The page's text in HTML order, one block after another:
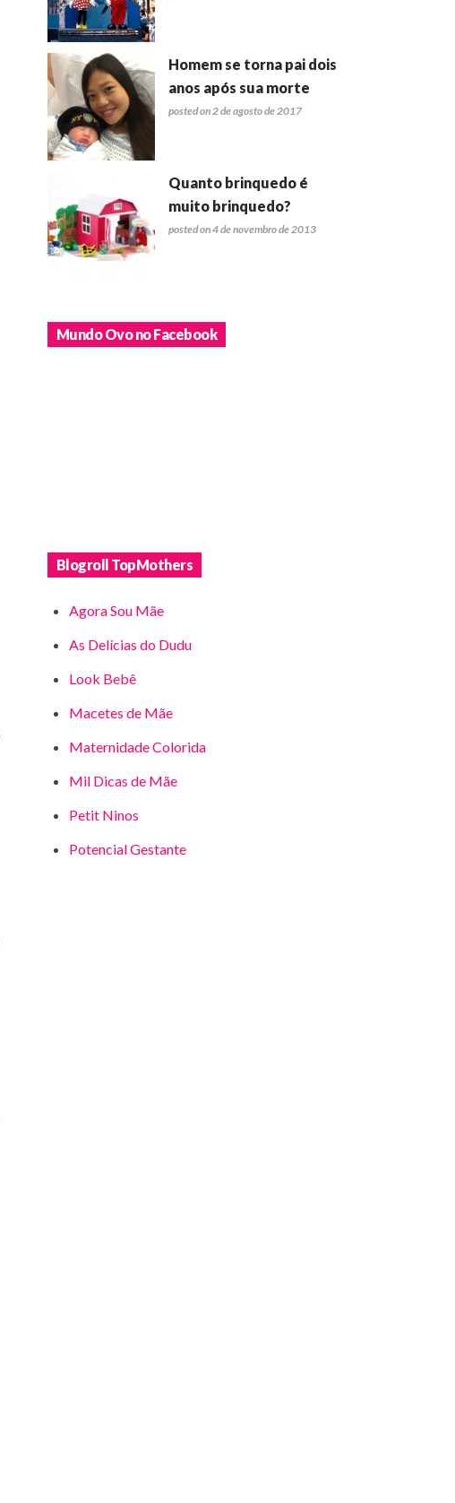
Homem se torna pai dois
anos após sua morte
posted on 2 de agosto de 2017
Quanto brinquedo é
muito brinquedo?
posted on 4 de novembro de 2013
Mundo Ovo no Facebook
Blogroll TopMothers
Agora Sou Mãe
As Delícias do Dudu
Look Bebê
Macetes de Mãe
Maternidade Colorida
Mil Dicas de Mãe
Petit Ninos
Potencial Gestante